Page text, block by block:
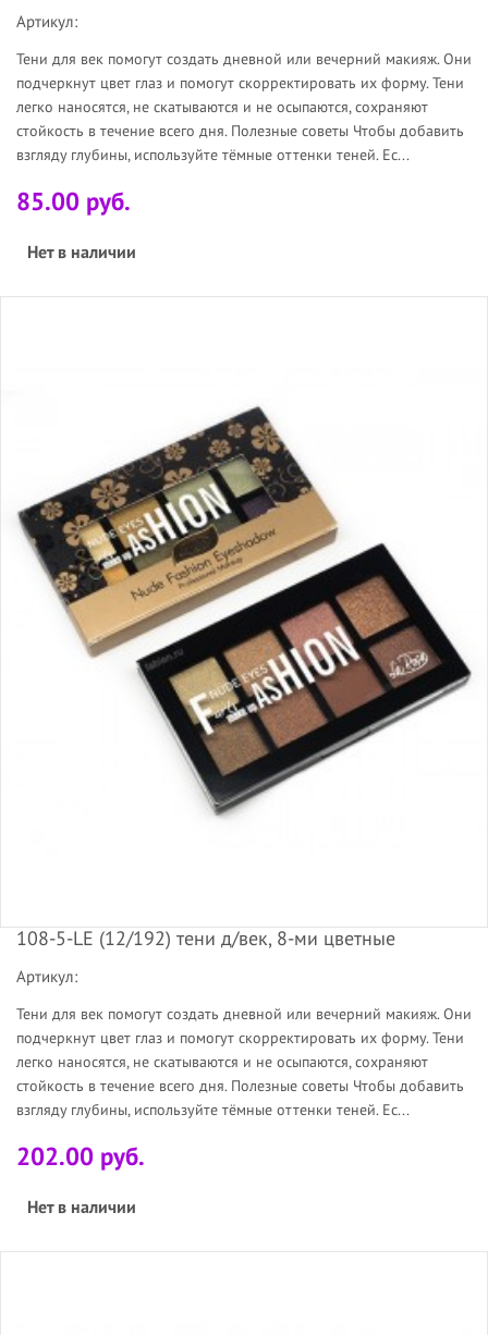
Артикул:
Тени для век помогут создать дневной или вечерний макияж. Они
подчеркнут цвет глаз и помогут скорректировать их форму. Тени
легко наносятся, не скатываются и не осыпаются, сохраняют
стойкость в течение всего дня. Полезные советы Чтобы добавить
взгляду глубины, используйте тёмные оттенки теней. Ес...
85.00 руб.
Нет в наличии
108-5-LE (12/192) тени д/век, 8-ми цветные
Артикул:
Тени для век помогут создать дневной или вечерний макияж. Они
подчеркнут цвет глаз и помогут скорректировать их форму. Тени
легко наносятся, не скатываются и не осыпаются, сохраняют
стойкость в течение всего дня. Полезные советы Чтобы добавить
взгляду глубины, используйте тёмные оттенки теней. Ес...
202.00 руб.
Нет в наличии